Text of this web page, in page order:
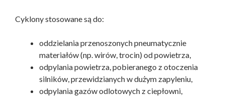
Cyklony stosowane są do:
oddzielania przenoszonych pneumatycznie
materiałów (np. wirów, trocin) od powietrza,
odpylania powietrza, pobieranego z otoczenia
silników, przewidzianych w dużym zapyleniu,
odpylania gazów odlotowych z ciepłowni,